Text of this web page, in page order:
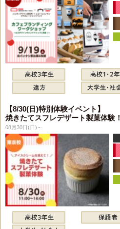
【8/30(日)特別体験イベント】
焼きたてスフレデザート製菓体験！
08月30日(日)～